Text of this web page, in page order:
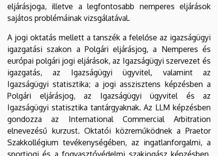
eljárásjoga, illetve a legfontosabb nemperes eljárások
sajátos problémáinak vizsgálatával.
A jogi oktatás mellett a tanszék a felelőse az igazságügyi
igazgatási szakon a Polgári eljárásjog, a Nemperes és
európai polgári jogi eljárások, az Igazságügyi szervezet és
igazgatás, az Igazságügyi ügyvitel, valamint az
Igazságügyi statisztika; a jogi asszisztens képzésben a
Polgári eljárásjog, az Igazságügyi ügyvitel és az
Igazságügyi statisztika tantárgyaknak. Az LLM képzésben
gondozza az International Commercial Arbitration
elnevezésű kurzust. Oktatói közreműködnek a Praetor
Szakkollégium tevékenységében, az ingatlanforgalmi, a
sportjogi és a fogyasztóvédelmi szakjogász képzésben,